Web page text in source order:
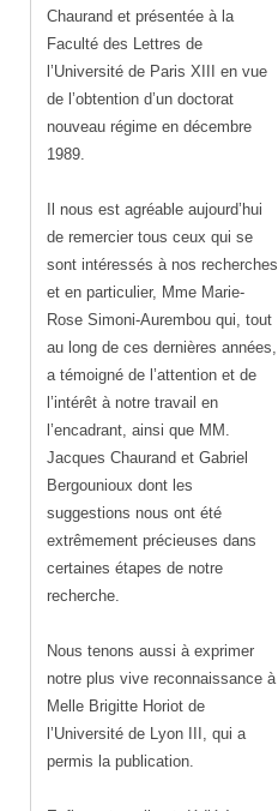
Chaurand et présentée à la
Faculté des Lettres de
l’Université de Paris XIII en vue
de l’obtention d’un doctorat
nouveau régime en décembre
1989.
Il nous est agréable aujourd’hui
de remercier tous ceux qui se
sont intéressés à nos recherches
et en particulier, Mme Marie-
Rose Simoni-Aurembou qui, tout
au long de ces dernières années,
a témoigné de l’attention et de
l’intérêt à notre travail en
l’encadrant, ainsi que MM.
Jacques Chaurand et Gabriel
Bergounioux dont les
suggestions nous ont été
extrêmement précieuses dans
certaines étapes de notre
recherche.
Nous tenons aussi à exprimer
notre plus vive reconnaissance à
Melle Brigitte Horiot de
l’Université de Lyon III, qui a
permis la publication.